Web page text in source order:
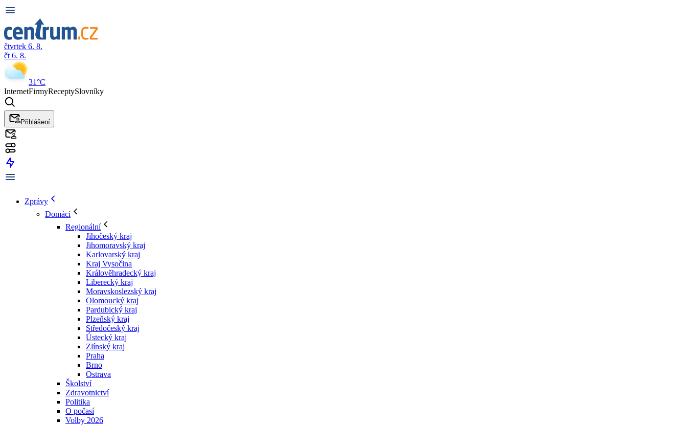
čtvrtek 6. 8.
čt 6. 8.
31°C
InternetFirmyReceptySlovníky
Přihlášení
Zprávy
Domácí
Regionální
Jihočeský kraj
Jihomoravský kraj
Karlovarský kraj
Kraj Vysočina
Králověhradecký kraj
Liberecký kraj
Moravskoslezský kraj
Olomoucký kraj
Pardubický kraj
Plzeňský kraj
Středočeský kraj
Ústecký kraj
Zlínský kraj
Praha
Brno
Ostrava
Školství
Zdravotnictví
Politika
O počasí
Volby 2026